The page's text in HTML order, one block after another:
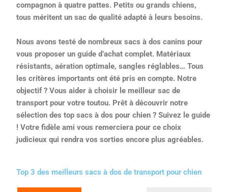
compagnon à quatre pattes. Petits ou grands chiens,
tous méritent un sac de qualité adapté à leurs besoins.
Nous avons testé de nombreux sacs à dos canins pour
vous proposer un guide d’achat complet. Matériaux
résistants, aération optimale, sangles réglables… Tous
les critères importants ont été pris en compte. Notre
objectif ? Vous aider à choisir le meilleur sac de
transport pour votre toutou. Prêt à découvrir notre
sélection des top sacs à dos pour chien ? Suivez le guide
! Votre fidèle ami vous remerciera pour ce choix
judicieux qui rendra vos sorties encore plus agréables.
Top 3 des meilleurs sacs à dos de transport pour chien